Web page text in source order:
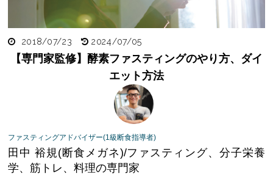
2018/07/23 2024/07/05
【専門家監修】酵素ファスティングのやり方、ダイ
エット方法
ファスティングアドバイザー(1級断食指導者)
田中 裕規(断食メガネ)/ファスティング、分子栄養
学、筋トレ、料理の専門家